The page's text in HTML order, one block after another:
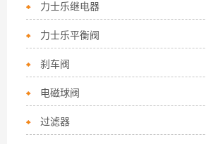
力士乐继电器
力士乐平衡阀
刹车阀
电磁球阀
过滤器